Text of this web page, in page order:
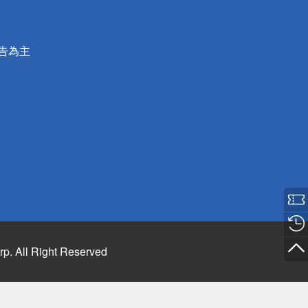
為主
All Right Reserved